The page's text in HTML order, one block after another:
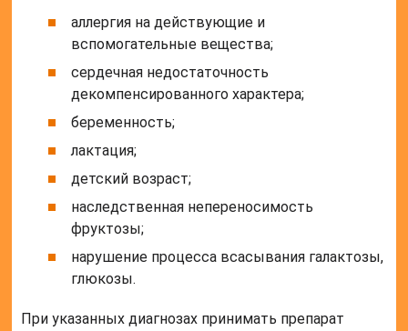
аллергия на действующие и
вспомогательные вещества;
сердечная недостаточность
декомпенсированного характера;
беременность;
лактация;
детский возраст;
наследственная непереносимость
фруктозы;
нарушение процесса всасывания галактозы,
глюкозы.
При указанных диагнозах принимать препарат